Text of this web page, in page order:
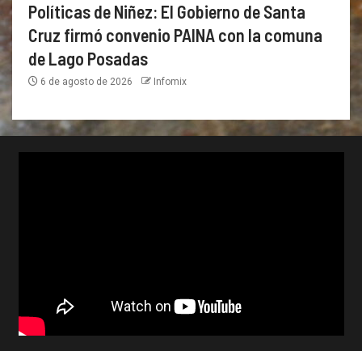
Políticas de Niñez: El Gobierno de Santa
Cruz firmó convenio PAINA con la comuna
de Lago Posadas
6 de agosto de 2026 Infomix